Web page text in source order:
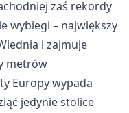
zaś rekordy
wybiegi – największy
i zajmuje
metrów
Europy wypada
jedynie stolice